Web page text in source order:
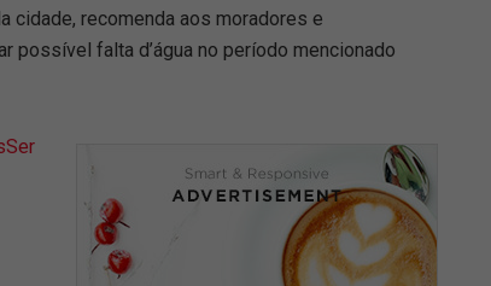
cidade, recomenda aos moradores e
possível falta d’água no período mencionado